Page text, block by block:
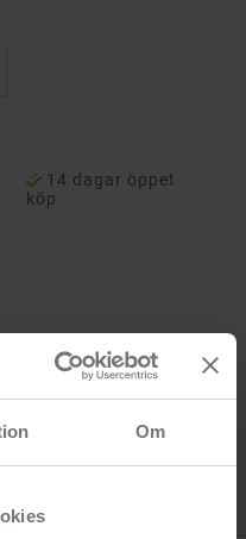
Om
14 dagar öppet
köp